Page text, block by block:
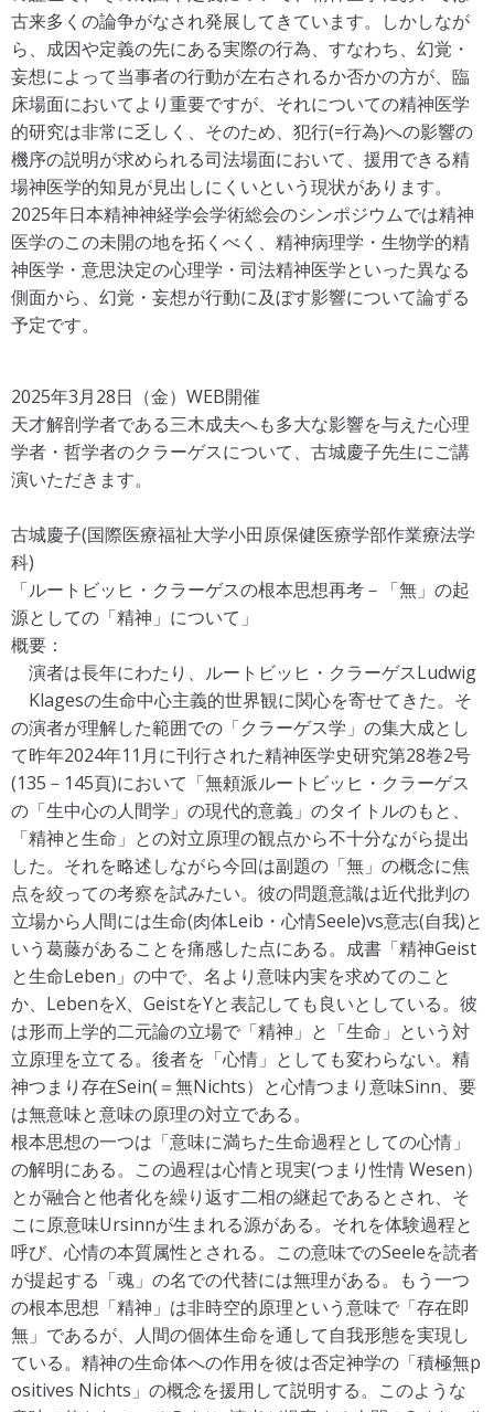
古来多くの論争がなされ発展してきています。しかしなが
ら、成因や定義の先にある実際の行為、すなわち、幻覚・
妄想によって当事者の行動が左右されるか否かの方が、臨
床場面においてより重要ですが、それについての精神医学
的研究は非常に乏しく、そのため、犯行(=行為)への影響の
機序の説明が求められる司法場面において、援用できる精
場神医学的知見が見出しにくいという現状があります。
2025年日本精神神経学会学術総会のシンポジウムでは精神
医学のこの未開の地を拓くべく、精神病理学・生物学的精
神医学・意思決定の心理学・司法精神医学といった異なる
側面から、幻覚・妄想が行動に及ぼす影響について論ずる
予定です。
2025年3月28日（金）WEB開催
天才解剖学者である三木成夫へも多大な影響を与えた心理
学者・哲学者のクラーゲスについて、古城慶子先生にご講
演いただきます。
古城慶⼦(国際医療福祉⼤学⼩⽥原保健医療学部作業療法学
科)
「ルートビッヒ・クラーゲスの根本思想再考－「無」の起
源としての「精神」について」
概要：
演者は長年にわたり、ルートビッヒ・クラーゲスLudwig
Klagesの⽣命中⼼主義的世界観に関心を寄せてきた。そ
の演者が理解した範囲での「クラーゲス学」の集大成とし
て昨年2024年11月に刊行された精神医学史研究第28巻2号
(135－145頁)において「無頼派ルートビッヒ・クラーゲス
の「生中心の人間学」の現代的意義」のタイトルのもと、
「精神と生命」との対立原理の観点から不十分ながら提出
した。それを略述しながら今回は副題の「無」の概念に焦
点を絞っての考察を試みたい。彼の問題意識は近代批判の
⽴場から⼈間には⽣命(⾁体Leib・⼼情Seele)vs意志(⾃我)と
いう葛藤があることを痛感した点にある。成書「精神Geist
と⽣命Leben」の中で、名より意味内実を求めてのこと
か、LebenをX、GeistをYと表記しても良いとしている。彼
は形⽽上学的⼆元論の⽴場で「精神」と「⽣命」という対
⽴原理を⽴てる。後者を「⼼情」としても変わらない。精
神つまり存在Sein(＝無Nichts）と⼼情つまり意味Sinn、要
は無意味と意味の原理の対⽴である。
根本思想の⼀つは「意味に満ちた⽣命過程としての⼼情」
の解明にある。この過程は⼼情と現実(つまり性情 Wesen）
とが融合と他者化を繰り返す⼆相の継起であるとされ、そ
こに原意味Ursinnが⽣まれる源がある。それを体験過程と
呼び、⼼情の本質属性とされる。この意味でのSeeleを読者
が提起する「魂」の名での代替には無理がある。もう⼀つ
の根本思想「精神」は⾮時空的原理という意味で「存在即
無」であるが、⼈間の個体⽣命を通して⾃我形態を実現し
ている。精神の⽣命体への作⽤を彼は否定神学の「積極無p
ositives Nichts」の概念を援⽤して説明する。このような